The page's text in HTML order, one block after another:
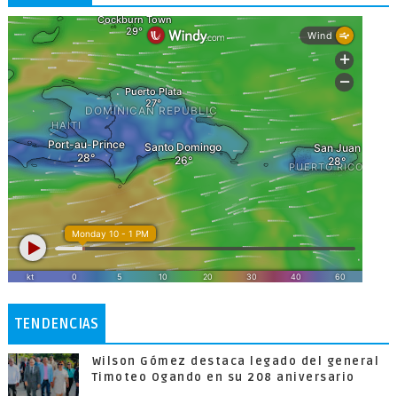
TENDENCIAS
Wilson Gómez destaca legado del general
Timoteo Ogando en su 208 aniversario